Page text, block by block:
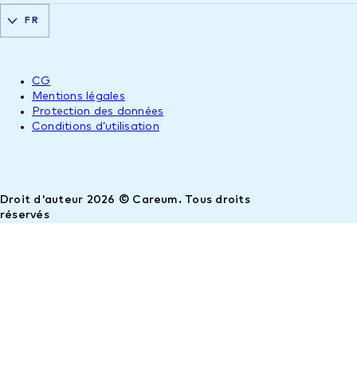
Droit d'auteur 2026 © Careum. Tous droits
réservés
CG
Mentions légales
Protection des données
Conditions d’utilisation
FR